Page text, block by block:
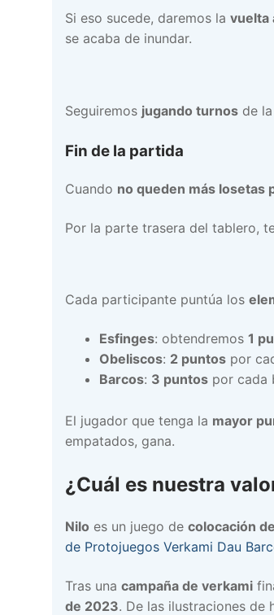
Si eso sucede, daremos la vuelta
se acaba de inundar.
Seguiremos jugando turnos de
Fin de la partida
Cuando no queden más losetas
Por la parte trasera del tablero,
Cada participante puntúa los
Esfinges: obtendremos 1
Obeliscos: 2 puntospor
Barcos: 3 puntospor cada
El jugador que tenga la mayor
empatados, gana.
¿Cuál es nuestra
Nilo es un juego de colocación
de Protojuegos Verkami Dau
Tras una campaña de verkami
de 2023. De las ilustraciones de